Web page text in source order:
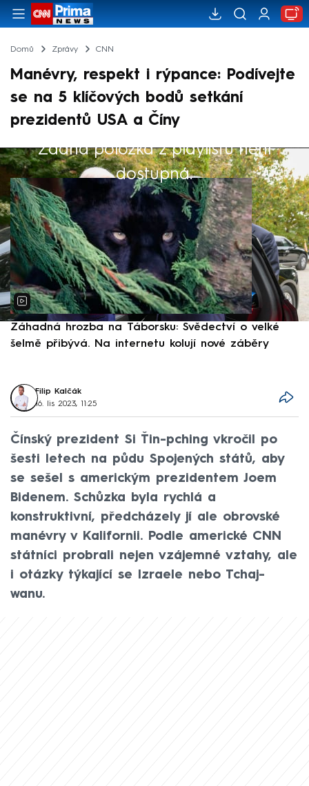
Domů Zprávy CNN
Manévry, respekt i rýpance: Podívejte
se na 5 klíčových bodů setkání
prezidentů USA a Číny
Žádná položka z playlistu není
dostupná.
Výběr redakce
Záhadná hrozba na Táborsku: Svědectví o velké
šelmě přibývá. Na internetu kolují nové záběry
Filip Kalčák
16. lis 2023, 11:25
Čínský prezident Si Ťin-pching vkročil po
šesti letech na půdu Spojených států, aby
se sešel s americkým prezidentem Joem
Bidenem. Schůzka byla rychlá a
konstruktivní, předcházely jí ale obrovské
manévry v Kalifornii. Podle americké CNN
státníci probrali nejen vzájemné vztahy, ale
i otázky týkající se Izraele nebo Tchaj-
wanu.